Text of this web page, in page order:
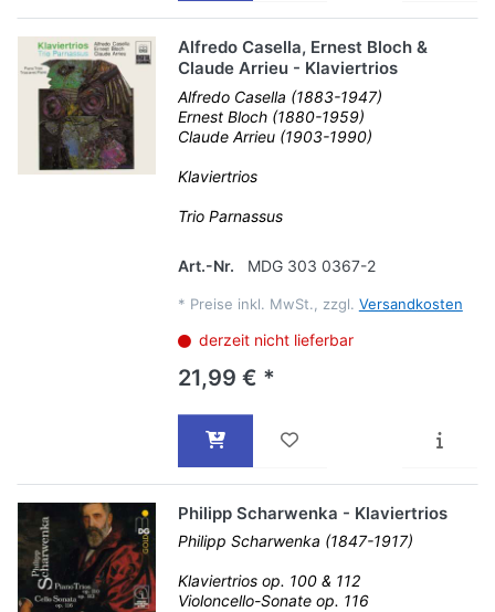
Alfredo Casella, Ernest Bloch &
Claude Arrieu - Klaviertrios
Alfredo Casella (1883-1947)
Ernest Bloch (1880-1959)
Claude Arrieu (1903-1990)
Klaviertrios
Trio Parnassus
Art.-Nr. MDG 303 0367-2
* Preise inkl. MwSt., zzgl. Versandkosten
derzeit nicht lieferbar
21,99 € *
Philipp Scharwenka - Klaviertrios
Philipp Scharwenka (1847-1917)
Klaviertrios op. 100 & 112
Violoncello-Sonate op. 116